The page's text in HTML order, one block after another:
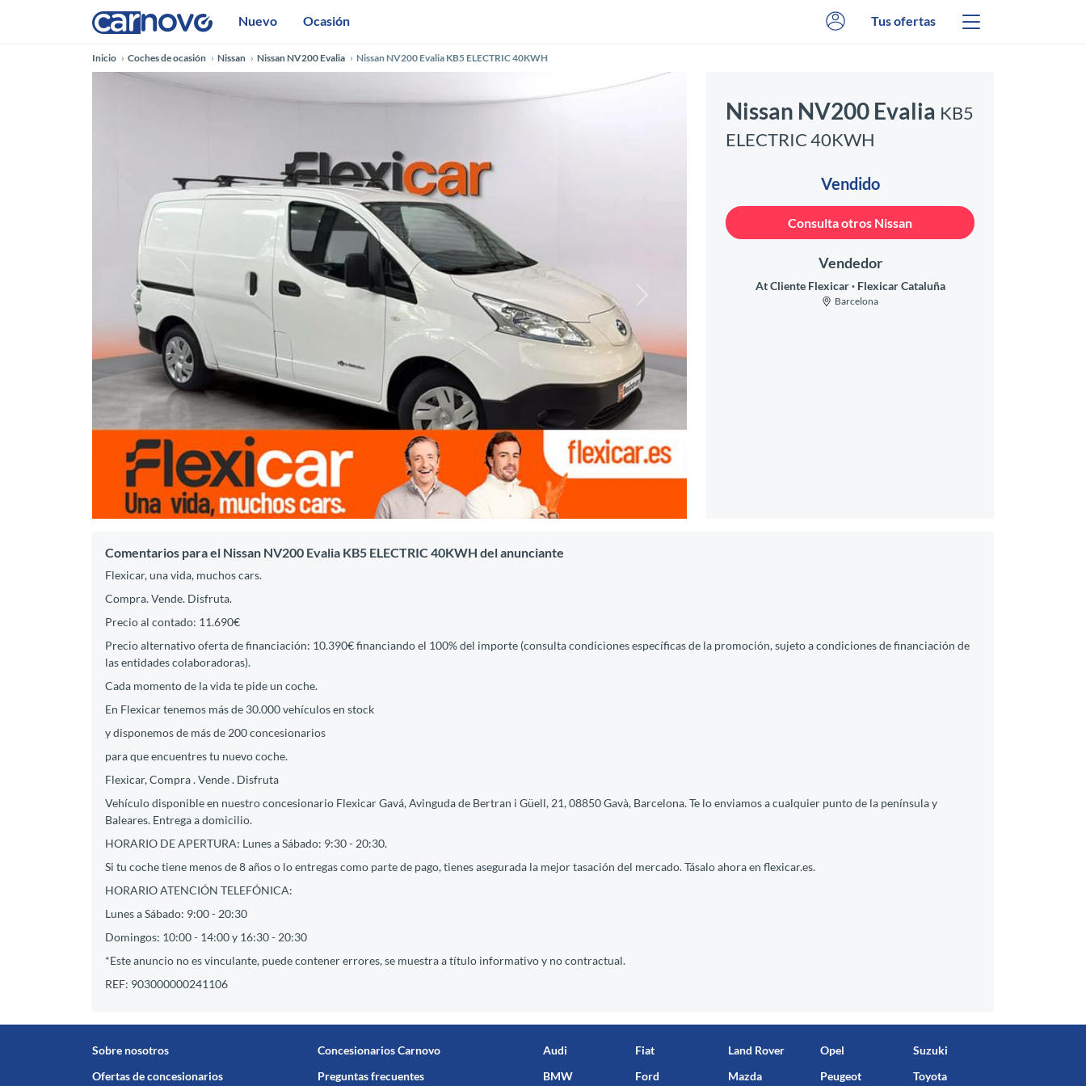
Nuevo Ocasión Tus ofertas
Inicio Coches de ocasión Nissan Nissan NV200 Evalia Nissan NV200 Evalia KB5 ELECTRIC 40KWH
Anterior Siguiente
Nissan NV200 Evalia KB5
ELECTRIC 40KWH
Vendido
Consulta otros Nissan
Vendedor
At Cliente Flexicar Flexicar Cataluña
Barcelona
Comentarios para el Nissan NV200 Evalia KB5 ELECTRIC 40KWH del anunciante
Flexicar, una vida, muchos cars.
Compra. Vende. Disfruta.
Precio al contado: 11.690€
Precio alternativo oferta de financiación: 10.390€ financiando el 100% del importe (consulta condiciones específicas de la promoción, sujeto a condiciones de financiación de
las entidades colaboradoras).
Cada momento de la vida te pide un coche.
En Flexicar tenemos más de 30.000 vehículos en stock
y disponemos de más de 200 concesionarios
para que encuentres tu nuevo coche.
Flexicar, Compra . Vende . Disfruta
Vehículo disponible en nuestro concesionario Flexicar Gavá, Avinguda de Bertran i Güell, 21, 08850 Gavà, Barcelona. Te lo enviamos a cualquier punto de la península y
Baleares. Entrega a domicilio.
HORARIO DE APERTURA: Lunes a Sábado: 9:30 - 20:30.
Si tu coche tiene menos de 8 años o lo entregas como parte de pago, tienes asegurada la mejor tasación del mercado. Tásalo ahora en flexicar.es.
HORARIO ATENCIÓN TELEFÓNICA:
Lunes a Sábado: 9:00 - 20:30
Domingos: 10:00 - 14:00 y 16:30 - 20:30
*Este anuncio no es vinculante, puede contener errores, se muestra a título informativo y no contractual.
REF: 903000000241106
Sobre nosotros
Ofertas de concesionarios
Concesionarios Carnovo
Preguntas frecuentes
Audi
BMW
Fiat
Ford
Land Rover
Mazda
Opel
Peugeot
Suzuki
Toyota